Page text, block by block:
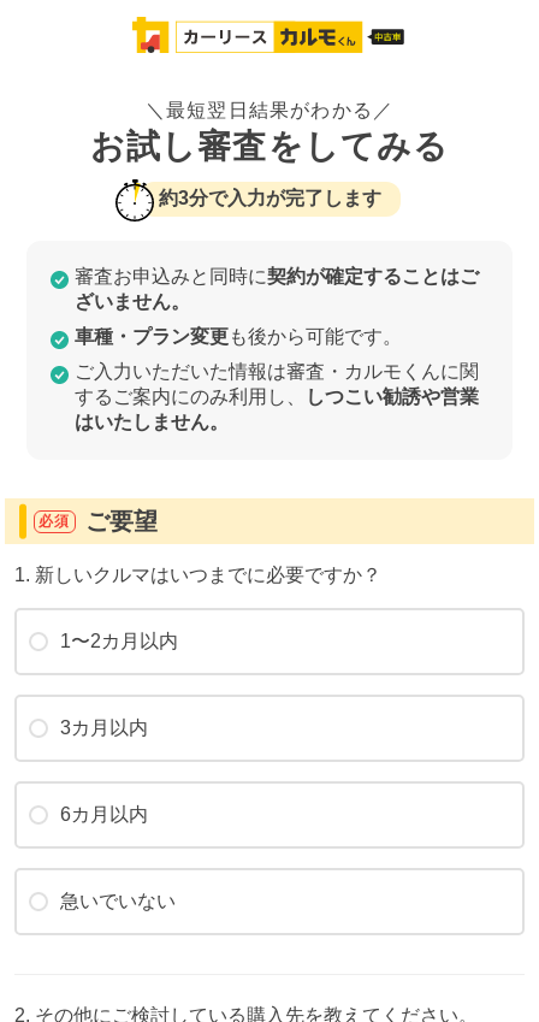
＼最短翌日結果がわかる／
お試し審査をしてみる
約3分で入力が完了します
審査お申込みと同時に契約が確定することはご
ざいません。
車種・プラン変更も後から可能です。
ご入力いただいた情報は審査・カルモくんに関
するご案内にのみ利用し、
しつこい勧誘や営業
はいたしません。
必須 ご要望
1. 新しいクルマはいつまでに必要ですか？
1〜2カ月以内
3カ月以内
6カ月以内
急いでいない
2. その他にご検討している購入先を教えてください。